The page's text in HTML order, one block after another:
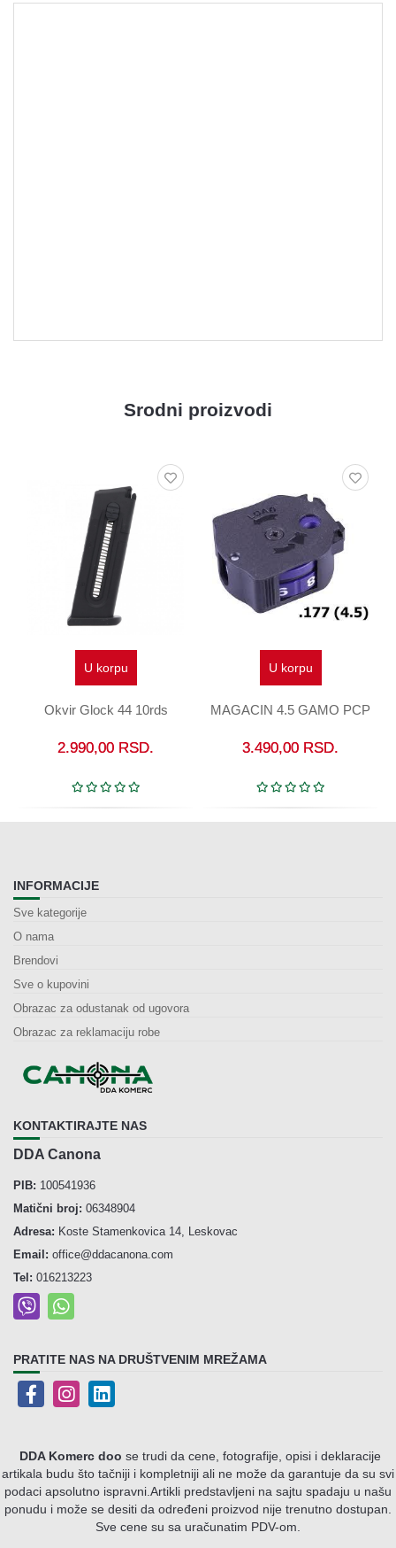
Srodni proizvodi
U korpu
Okvir Glock 44 10rds
2.990,00 RSD.
U korpu
MAGACIN 4.5 GAMO PCP
3.490,00 RSD.
INFORMACIJE
Sve kategorije
O nama
Brendovi
Sve o kupovini
Obrazac za odustanak od ugovora
Obrazac za reklamaciju robe
KONTAKTIRAJTE NAS
DDA Canona
PIB: 100541936
Matični broj: 06348904
Adresa: Koste Stamenkovica 14, Leskovac
Email: office@ddacanona.com
Tel: 016213223
PRATITE NAS NA DRUŠTVENIM MREŽAMA
DDA Komerc doo se trudi da cene, fotografije, opisi i deklaracije
artikala budu što tačniji i kompletniji ali ne može da garantuje da su svi
podaci apsolutno ispravni.Artikli predstavljeni na sajtu spadaju u našu
ponudu i može se desiti da određeni proizvod nije trenutno dostupan.
Sve cene su sa uračunatim PDV-om.